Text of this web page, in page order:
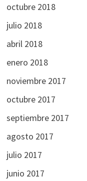
octubre 2018
julio 2018
abril 2018
enero 2018
noviembre 2017
octubre 2017
septiembre 2017
agosto 2017
julio 2017
junio 2017